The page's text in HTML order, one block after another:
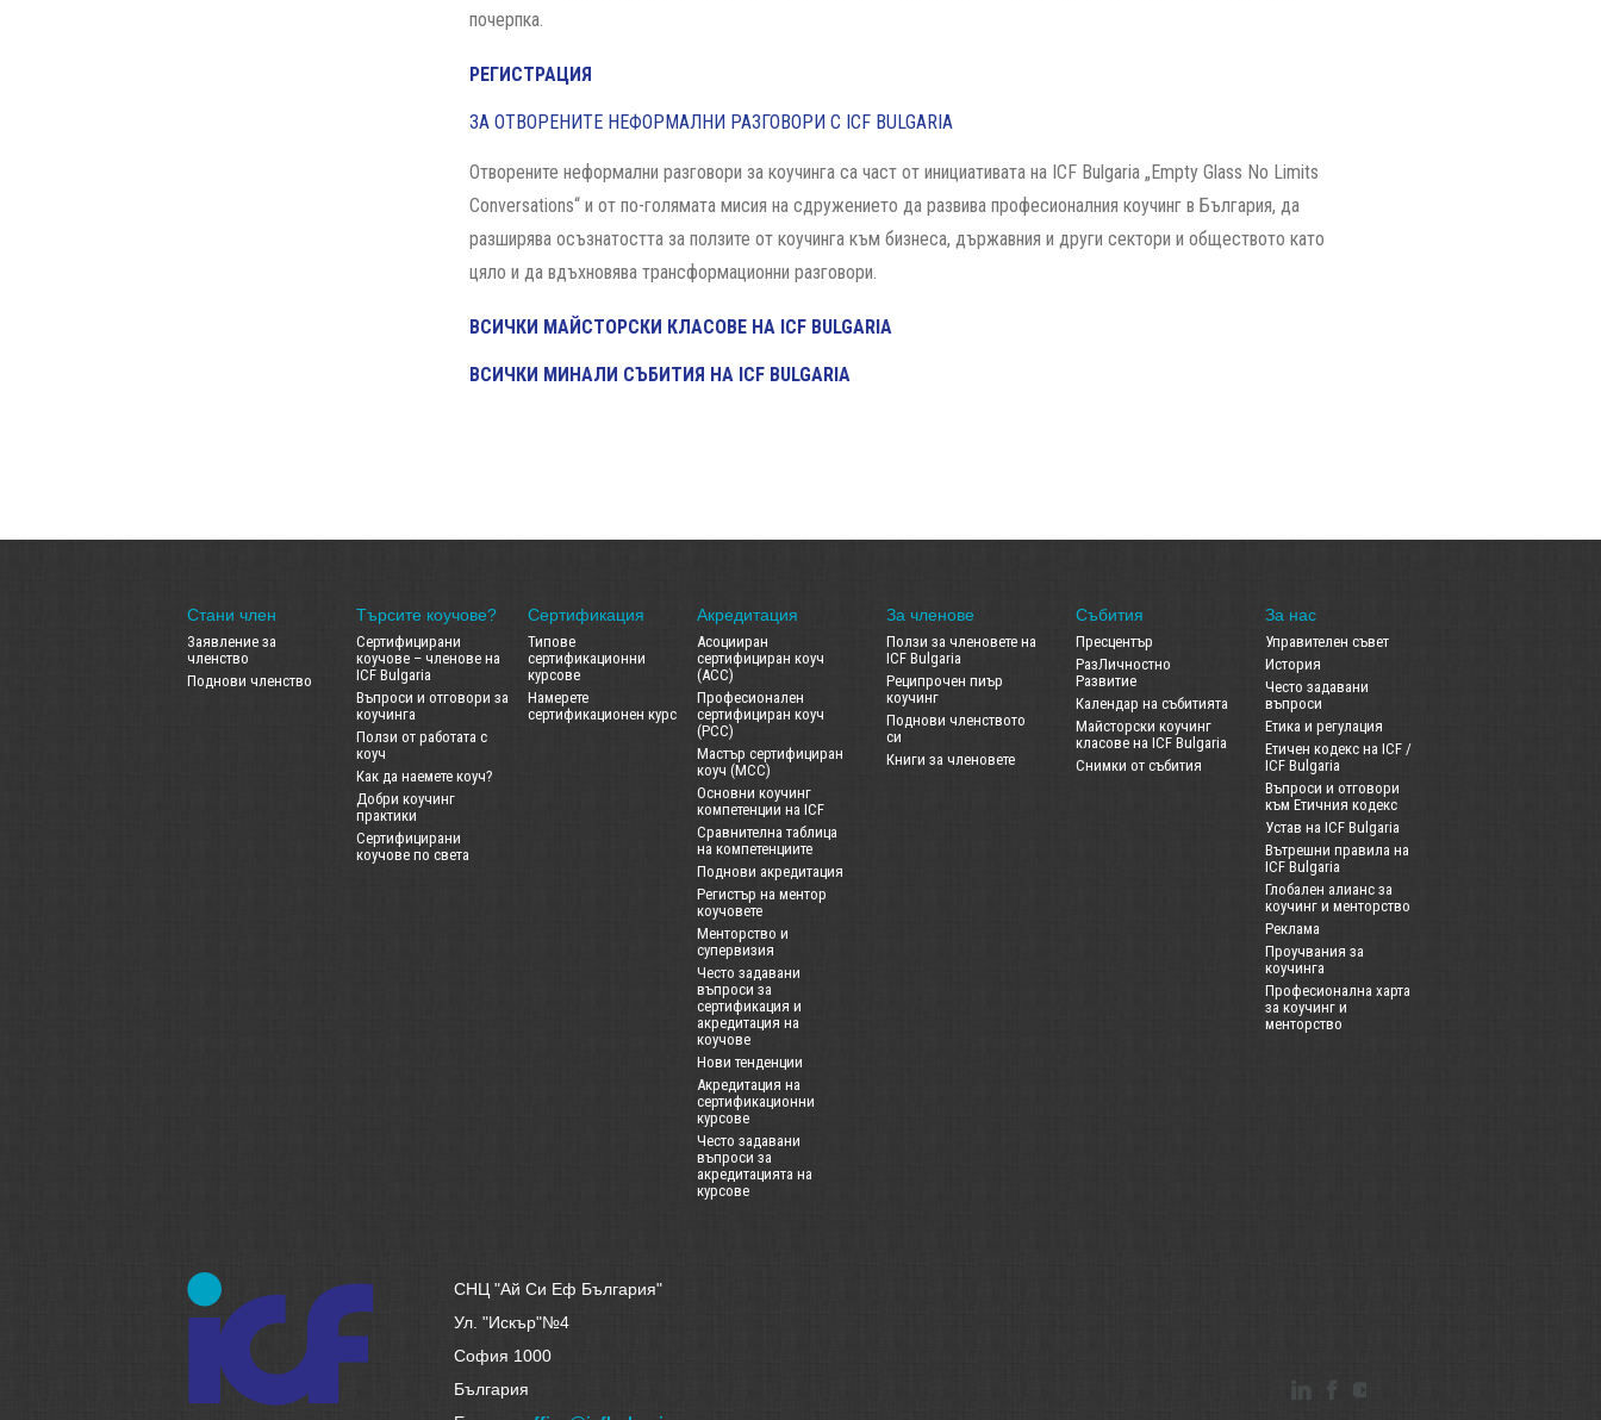
почерпка.
РЕГИСТРАЦИЯ
ЗА ОТВОРЕНИТЕ НЕФОРМАЛНИ РАЗГОВОРИ С ICF BULGARIA
Отворените неформални разговори за коучинга са част от инициативата на ICF Bulgaria „Empty Glass No Limits
Conversations“ и от по-голямата мисия на сдружението да развива професионалния коучинг в България, да
разширява осъзнатостта за ползите от коучинга към бизнеса, държавния и други сектори и обществото като
цяло и да вдъхновява трансформационни разговори.
ВСИЧКИ МАЙСТОРСКИ КЛАСОВЕ НА ICF BULGARIA
ВСИЧКИ МИНАЛИ СЪБИТИЯ НА ICF BULGARIA
Стани член
Заявление за
членство
Поднови членство
Търсите коучове?
Сертифицирани
коучове – членове на
ICF Bulgaria
Въпроси и отговори за
коучинга
Ползи от работата с
коуч
Как да наемете коуч?
Добри коучинг
практики
Сертифицирани
коучове по света
Сертификация
Типове
сертификационни
курсове
Намерете
сертификационен курс
Акредитация
Асоцииран
сертифициран коуч
(ACC)
Професионален
сертифициран коуч
(PCC)
Мастър сертифициран
коуч (MCC)
Основни коучинг
компетенции на ICF
Сравнителна таблица
на компетенциите
Поднови акредитация
Регистър на ментор
коучовете
Менторство и
супервизия
Често задавани
въпроси за
сертификация и
акредитация на
коучове
Нови тенденции
Акредитация на
сертификационни
курсове
Често задавани
въпроси за
акредитацията на
курсове
За членове
Ползи за членовете на
ICF Bulgaria
Реципрочен пиър
коучинг
Поднови членството
си
Книги за членовете
Събития
Пресцентър
РазЛичностно
Развитие
Календар на събитията
Майсторски коучинг
класове на ICF Bulgaria
Снимки от събития
За нас
Управителен съвет
История
Често задавани
въпроси
Етика и регулация
Етичен кодекс на ICF /
ICF Bulgaria
Въпроси и отговори
към Етичния кодекс
Устав на ICF Bulgaria
Вътрешни правила на
ICF Bulgaria
Глобален алианс за
коучинг и менторство
Реклама
Проучвания за
коучинга
Професионална харта
за коучинг и
менторство
СНЦ "Ай Си Еф България"
Ул. "Искър"№4
София 1000
България